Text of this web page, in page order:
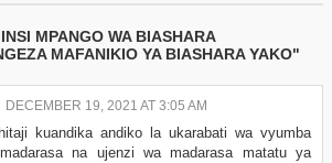
MPANGO WA BIASHARA
MAFANIKIO YA BIASHARA YAKO"
DECEMBER 19, 2021 AT 3:05 AM
kuandika andiko la ukarabati wa vyumba
na ujenzi wa madarasa matatu ya